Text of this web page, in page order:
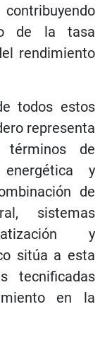
de la tasa
rendimiento
todos estos
representa
de
energética y
de
sistemas
y
sitúa a esta
tecnificadas
en la